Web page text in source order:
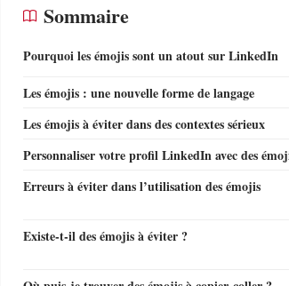
Sommaire
Pourquoi les émojis sont un atout sur LinkedIn
Les émojis : une nouvelle forme de langage
Les émojis à éviter dans des contextes sérieux
Personnaliser votre profil LinkedIn avec des
Erreurs à éviter dans l’utilisation des émojis
Existe-t-il des émojis à éviter ?